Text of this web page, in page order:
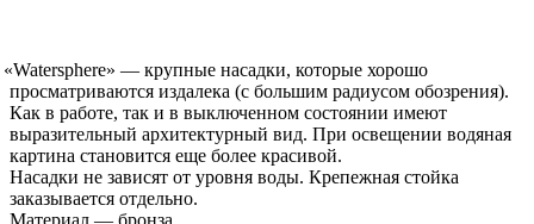
«Watersphere» — крупные насадки, которые хорошо
просматриваются издалека (с большим радиусом обозрения).
Как в работе, так и в выключенном состоянии имеют
выразительный архитектурный вид. При освещении водяная
картина становится еще более красивой.
Насадки не зависят от уровня воды. Крепежная стойка
заказывается отдельно.
Материал — бронза.